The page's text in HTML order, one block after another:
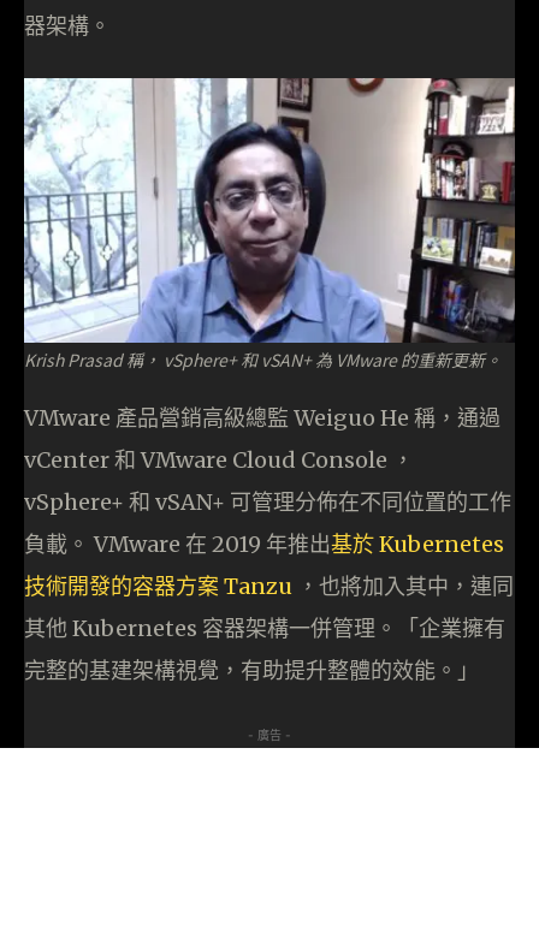
器架構。
Krish Prasad 稱， vSphere+ 和 vSAN+ 為 VMware 的重新更新。
VMware 產品營銷高級總監 Weiguo He 稱，通過
vCenter 和 VMware Cloud Console ，
vSphere+ 和 vSAN+ 可管理分佈在不同位置的工作
負載。 VMware 在 2019 年推出基於 Kubernetes
技術開發的容器方案 Tanzu ，也將加入其中，連同
其他 Kubernetes 容器架構一併管理。「企業擁有
完整的基建架構視覺，有助提升整體的效能。」
- 廣告 -